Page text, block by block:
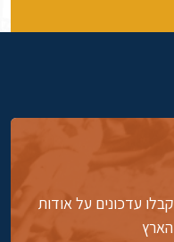
עדכונים על אודות
הארץ